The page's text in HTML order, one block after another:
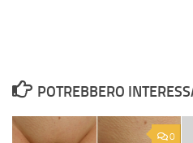
POTREBBERO
0